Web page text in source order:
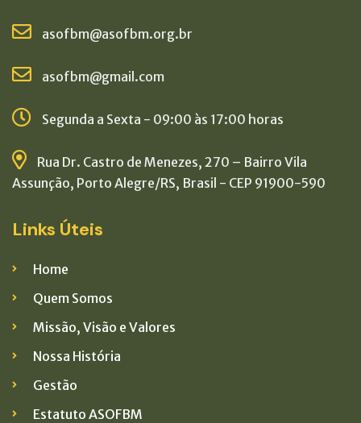
asofbm@asofbm.org.br
asofbm@gmail.com
Segunda a Sexta - 09:00 às 17:00 horas
Rua Dr. Castro de Menezes, 270 – Bairro Vila
Assunção, Porto Alegre/RS, Brasil - CEP 91900-590
Links Úteis
Home
Quem Somos
Missão, Visão e Valores
Nossa História
Gestão
Estatuto ASOFBM